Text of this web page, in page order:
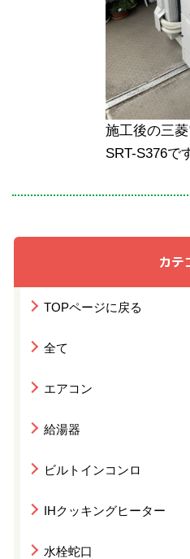
カテ
TOPページに戻る
全て
エアコン
給湯器
ビルトインコンロ
IHクッキングヒーター
水栓蛇口
施工後の三
SRT-S376で